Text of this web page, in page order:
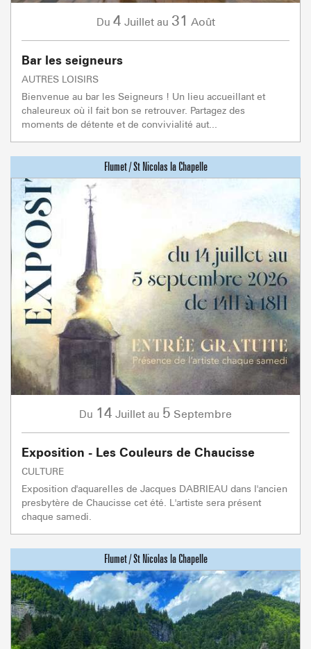
Du 4 Juillet au 31 Août
Bar les seigneurs
AUTRES LOISIRS
Bienvenue au bar les Seigneurs ! Un lieu accueillant et
chaleureux où il fait bon se retrouver. Partagez des
moments de détente et de convivialité aut...
Du 14 Juillet au 5 Septembre
Exposition - Les Couleurs de Chaucisse
CULTURE
Exposition d'aquarelles de Jacques DABRIEAU dans l'ancien
presbytère de Chaucisse cet été. L'artiste sera présent
chaque samedi.